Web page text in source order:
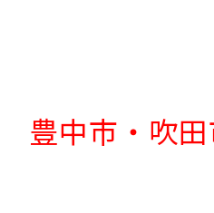
豊中市・吹